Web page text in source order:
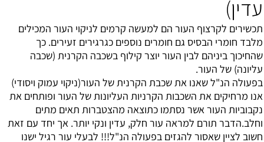
עדין)
תכשירים לקרצוף העור הם למעשה קרמים לניקוי העור המכילים
מלבד חומרי הבסיס גם חומרים נוספים כגרגירים זעירים. כך
שהחיכוך ביניהם לבין העור יוצר קילוף בשכבה הקרנית (שכבה
עליונה) של העור.
בפעולה הנ"ל שאנו את שכבת הקרנית של העור(ניקוי עמוק ויסודי)
אנו מרחיקים את השכבות הקרניות העליונות של העור ופותחים את
נקבוביות העור אשר נסתמו כתוצאה מהצטברות תאים מתים
וחלב.הדבר תורם למראה עור חלק, עדין ונקי יותר. אך יחד עם זאת
חשוב לציין שאסור להגזים בפעולה הנ"ל!!! לבעלי עור רגיל ישנו